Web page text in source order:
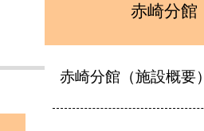
赤崎分館
赤崎分館（施設概要）